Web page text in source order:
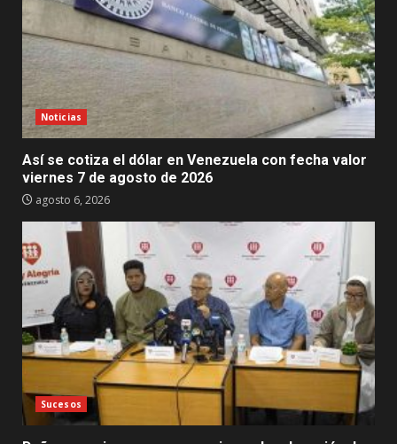
Noticias
Así se cotiza el dólar en Venezuela con fecha valor
viernes 7 de agosto de 2026
agosto 6, 2026
Sucesos